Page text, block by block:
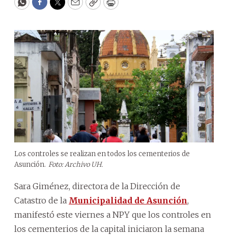
WhatsApp
Facebook
Twitter
EmailCopyPrint
Los controles se realizan en todos los cementerios de
Asunción. Foto: Archivo UH.
Sara Giménez, directora de la Dirección de
Catastro de la Municipalidad de Asunción,
manifestó este viernes a NPY que los controles en
los cementerios de la capital iniciaron la semana